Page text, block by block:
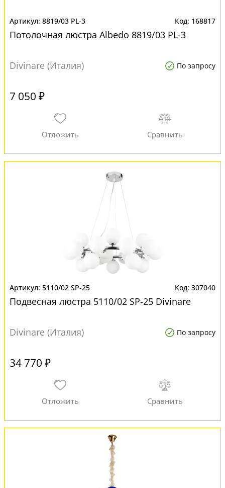
8819/03 PL-3 168817
Потолочная люстра Albedo 8819/03 PL-3
Divinare (Италия) По запросу
7 050 ₽
5110/02 SP-25 307040
Подвесная люстра 5110/02 SP-25 Divinare
Divinare (Италия) По запросу
34 770 ₽